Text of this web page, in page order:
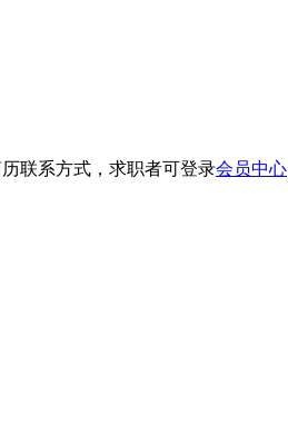
联系方式，求职者可登录会员中心